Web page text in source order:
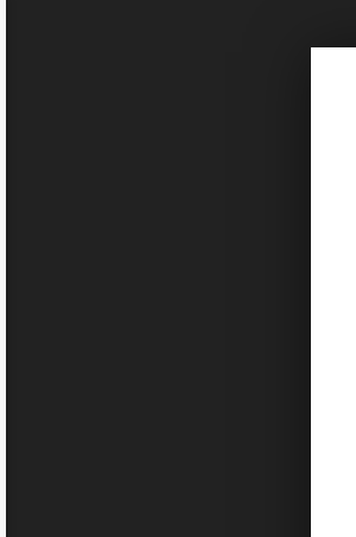
Sketchbook5, 스케
Sketchbook5, 스케